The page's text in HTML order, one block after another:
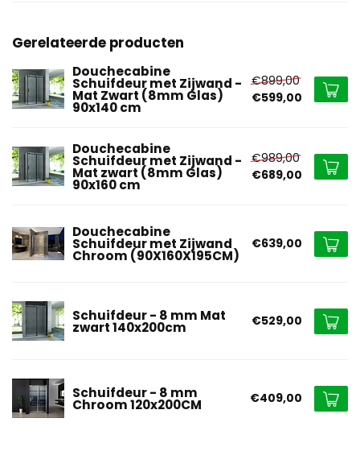
Gerelateerde producten
Douchecabine
Schuifdeur met Zijwand -
Mat Zwart (8mm Glas)
90x140 cm
€899,00
€599,00
Douchecabine
Schuifdeur met Zijwand -
Mat zwart (8mm Glas)
90x160 cm
€989,00
€689,00
Douchecabine
Schuifdeur met Zijwand
Chroom (90X160X195CM)
€639,00
Schuifdeur - 8 mm Mat
zwart 140x200cm €529,00
Schuifdeur - 8 mm
Chroom 120x200CM €409,00